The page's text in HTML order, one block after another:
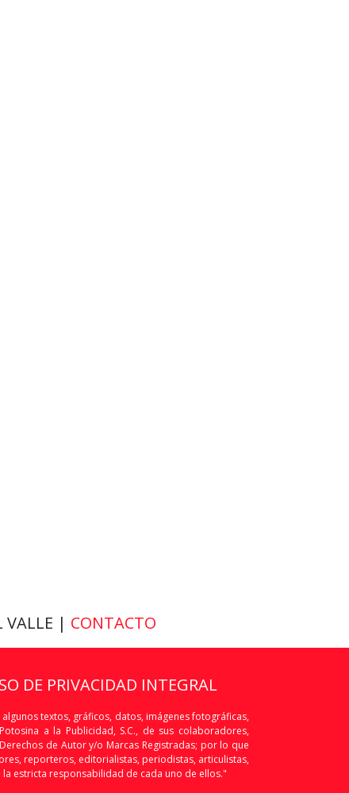
VALLE | CONTACTO
DE PRIVACIDAD INTEGRAL
textos, gráficos, datos, imágenes fotográficas,
a la Publicidad, S.C., de sus colaboradores,
de Autor y/o Marcas Registradas; por lo que
reporteros, editorialistas, periodistas, articulistas,
estricta responsabilidad de cada uno de ellos."